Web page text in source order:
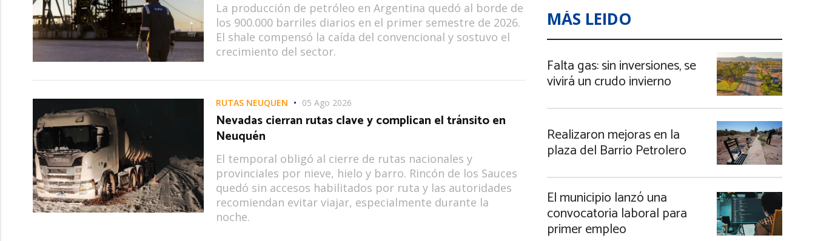
La producción de petróleo en Argentina quedó al borde de
los 900.000 barriles diarios en el primer semestre de 2026.
El shale compensó la caída del convencional y sostuvo el
crecimiento del sector.
RUTAS NEUQUEN 05 Ago 2026
Nevadas cierran rutas clave y complican el tránsito en
Neuquén
El temporal obligó al cierre de rutas nacionales y
provinciales por nieve, hielo y barro. Rincón de los Sauces
quedó sin accesos habilitados por ruta y las autoridades
recomiendan evitar viajar, especialmente durante la
noche.
MÁS LEIDO
Falta gas: sin inversiones, se
vivirá un crudo invierno
Realizaron mejoras en la
plaza del Barrio Petrolero
El municipio lanzó una
convocatoria laboral para
primer empleo